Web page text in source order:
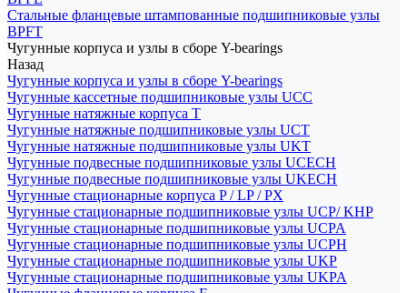
Стальные фланцевые штампованные подшипниковые узлы
BPFT
Чугунные корпуса и узлы в сборе Y-bearings
Назад
Чугунные корпуса и узлы в сборе Y-bearings
Чугунные кассетные подшипниковые узлы UCC
Чугунные натяжные корпуса T
Чугунные натяжные подшипниковые узлы UCT
Чугунные натяжные подшипниковые узлы UKT
Чугунные подвесные подшипниковые узлы UCECH
Чугунные подвесные подшипниковые узлы UKECH
Чугунные стационарные корпуса P / LP / PX
Чугунные стационарные подшипниковые узлы UCP/ KHP
Чугунные стационарные подшипниковые узлы UCPA
Чугунные стационарные подшипниковые узлы UCPH
Чугунные стационарные подшипниковые узлы UKP
Чугунные стационарные подшипниковые узлы UKPA